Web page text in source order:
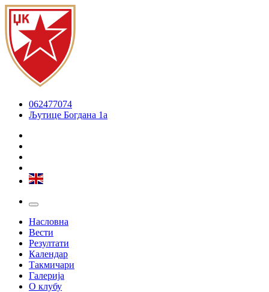
062477074
Љутице Богдана 1а
Насловна
Вести
Резултати
Календар
Такмичари
Галерија
О клубу